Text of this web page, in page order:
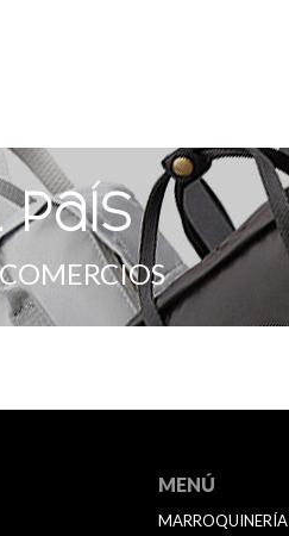
MENÚ
MARROQUINERÍA